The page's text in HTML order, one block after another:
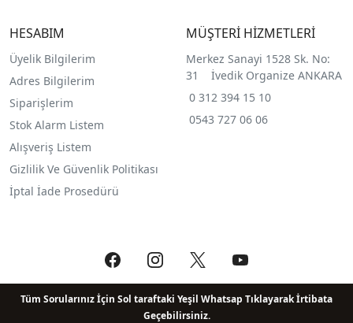
HESABIM
Üyelik Bilgilerim
Adres Bilgilerim
Siparişlerim
Stok Alarm Listem
Alışveriş Listem
Gizlilik Ve Güvenlik Politikası
İptal İade Prosedürü
MÜŞTERİ HİZMETLERİ
Merkez Sanayi 1528 Sk. No:
31 İvedik Organize ANKARA
0 312 394 15 10
0543 727 06 06
Tüm Sorularınız İçin Sol taraftaki Yeşil Whatsap Tıklayarak İrtibata
Geçebilirsiniz.